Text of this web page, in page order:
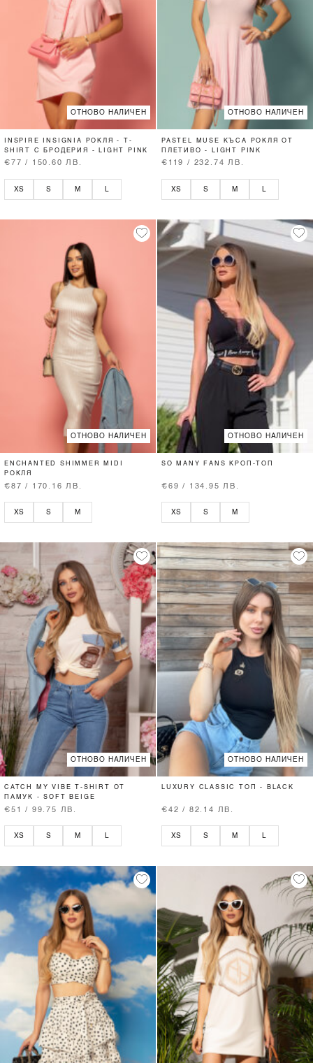
ОТНОВО НАЛИЧЕН
INSPIRE INSIGNIA РОКЛЯ - T-
SHIRT С БРОДЕРИЯ - LIGHT PINK
€77 / 150.60 ЛВ.
XS S M
ОТНОВО НАЛИЧЕН
PASTEL MUSE КЪСА РОКЛЯ ОТ
ПЛЕТИВО - LIGHT PINK
€119 / 232.74 ЛВ.
XS S M
ОТНОВО НАЛИЧЕН
ENCHANTED SHIMMER MIDI
РОКЛЯ
€87 / 170.16 ЛВ.
XS S M
ОТНОВО НАЛИЧЕН
SO MANY FANS КРОП-ТОП
€69 / 134.95 ЛВ.
XS S M
ОТНОВО НАЛИЧЕН
CATCH MY VIBE T-SHIRT ОТ
ПАМУК - SOFT BEIGE
€51 / 99.75 ЛВ.
XS S M
ОТНОВО НАЛИЧЕН
LUXURY CLASSIC ТОП - BLACK
€42 / 82.14 ЛВ.
XS S M